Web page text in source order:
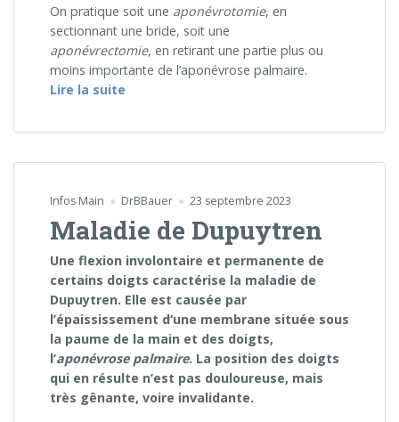
On pratique soit une aponévrotomie, en
sectionnant une bride, soit une
aponévrectomie, en retirant une partie plus ou
moins importante de l’aponévrose palmaire.
Lire la suite
Infos Main DrBBauer 23 septembre 2023
Maladie de Dupuytren
Une flexion involontaire et permanente de
certains doigts caractérise la maladie de
Dupuytren. Elle est causée par
l’épaississement d’une membrane située sous
la paume de la main et des doigts,
l’aponévrose palmaire. La position des doigts
qui en résulte n’est pas douloureuse, mais
très gênante, voire invalidante.